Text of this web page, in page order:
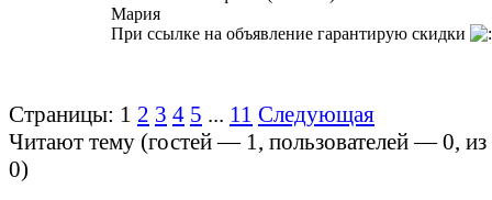
Мария
При ссылке на объявление гарантирую скидки
Страницы: 1 2 3 4 5 ... 11 Следующая
Читают тему (гостей — 1, пользователей —0,
0)